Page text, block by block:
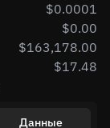
$0.0001
$0.00
$163,178.00
$17.48
Данные